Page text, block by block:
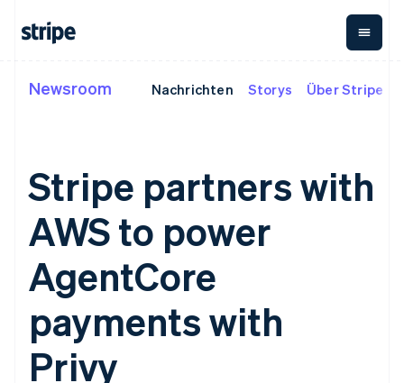
Payments
Managed Payments
Lösung für
eingetragene
Händler/innen
Payment links
Zahlungen
Checkout
Zahlungs-UIs
Elements
Flexible UI-
Komponenten
Umsatz
Metronome
Nutzungsbasierte
Abrechnung
Abonnements
Abonnementverwaltung
Einmalig oder wiederkehrend
Tax
Verkaufs- und USt.-
Optimierung
Revenue Recognition
Nach Phase
Agentenbasierter
Handel
Crypto
Embedded Finance
Finanzautomatisierung
Dokumentation
Stripe Apps
Leitfäden
Grundlagen: Online-
So integrieren Sie einen
Wissenswertes
Support
Support anfordern
Verwaltete Support-
Fachdienstleistungen
Newsroom Nachrichten Storys Über Stripe
Stripe partners with
AWS to power
AgentCore
payments with
Privy
Litauen
FrançaisDeutsch English
Mexiko
EspañolEnglish
Neuseeland
English
Niederlande
Nederlands English
Norwegen
English
Österreich
Deutsch
Polen